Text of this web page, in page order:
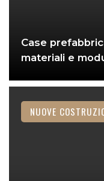
Case
materiali e
NUOVE